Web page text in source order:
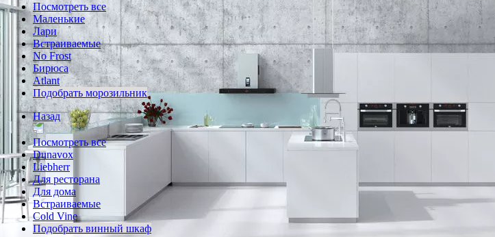
Посмотреть все
Маленькие
Лари
Встраиваемые
No Frost
Бирюса
Atlant
Подобрать морозильник
Назад
Посмотреть все
Dunavox
Liebherr
Для ресторана
Для дома
Встраиваемые
Cold Vine
Подобрать винный шкаф